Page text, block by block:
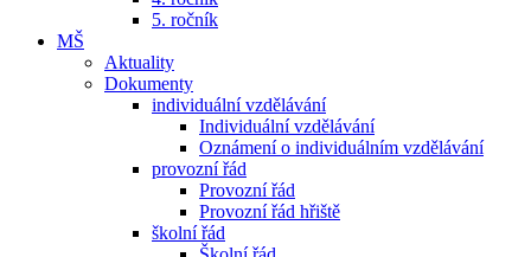
5. ročník
MŠ
Aktuality
Dokumenty
individuální vzdělávání
Individuální vzdělávání
Oznámení o individuálním vzdělávání
provozní řád
Provozní řád
Provozní řád hřiště
školní řád